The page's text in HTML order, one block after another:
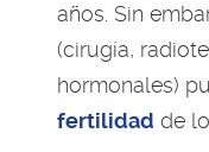
años. Sin
(cirugía,
hormonales)
fertilidad de